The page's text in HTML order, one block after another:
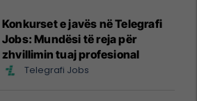
Konkurset e javës në Telegrafi
Jobs: Mundësi të reja për
zhvillimin tuaj profesional
Telegrafi Jobs